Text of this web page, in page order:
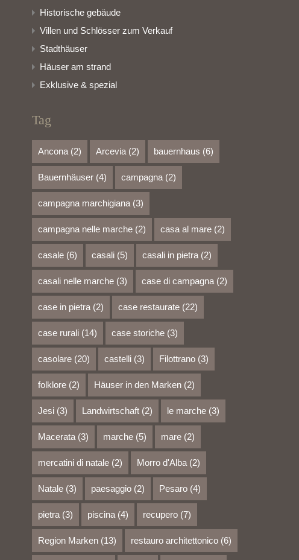
Historische gebäude
Villen und Schlösser zum Verkauf
Stadthäuser
Häuser am strand
Exklusive & spezial
Tag
Ancona(2) Arcevia(2) bauernhaus (6)
Bauernhäuser(4) campagna(2)
campagna marchigiana(3)
campagna nelle marche(2) casa al mare(2)
casale(6) casali(5) casali in pietra(2)
casali nelle marche(3) case di campagna(2)
case in pietra(2) case restaurate(22)
case rurali(14) case storiche(3)
casolare(20) castelli(3) Filottrano(3)
folklore(2) Häuser in den Marken(2)
Jesi(3) Landwirtschaft(2) le marche(3)
Macerata(3) marche(5) mare(2)
mercatini di natale(2) Morro d'Alba(2)
Natale(3) paesaggio(2) Pesaro(4)
pietra(3) piscina(4) recupero(7)
Region Marken(13) restauro architettonico(6)